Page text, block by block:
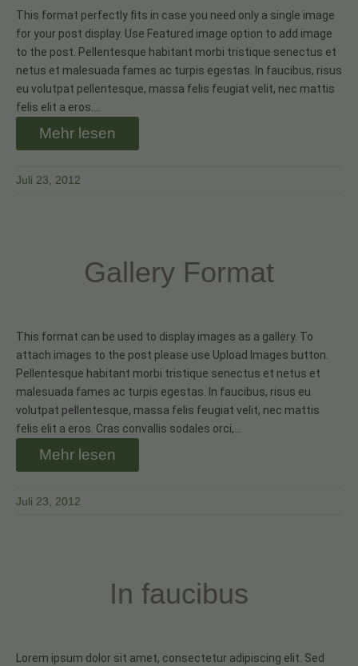
This format perfectly fits in case you need only a single image
for your post display. Use Featured image option to add image
to the post. Pellentesque habitant morbi tristique senectus et
netus et malesuada fames ac turpis egestas. In faucibus, risus
eu volutpat pellentesque, massa felis feugiat velit, nec mattis
felis elit a eros.…
Mehr lesen
Juli 23, 2012
Gallery Format
This format can be used to display images as a gallery. To
attach images to the post please use Upload Images button.
Pellentesque habitant morbi tristique senectus et netus et
malesuada fames ac turpis egestas. In faucibus, risus eu
volutpat pellentesque, massa felis feugiat velit, nec mattis
felis elit a eros. Cras convallis sodales orci,…
Mehr lesen
Juli 23, 2012
In faucibus
Lorem ipsum dolor sit amet, consectetur adipiscing elit. Sed